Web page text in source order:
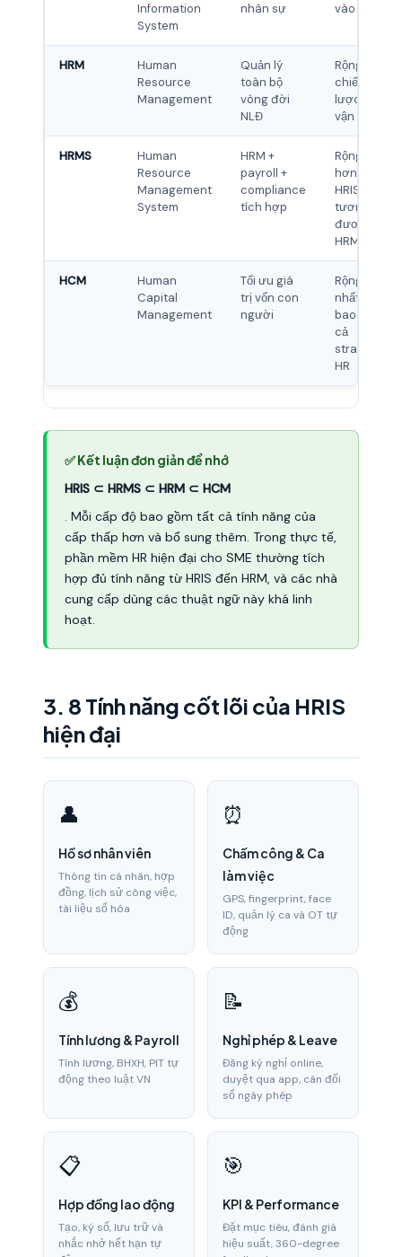
Information
System
nhân sự
vào data
HRM
Human
Resource
Management
Quản lý
toàn bộ
vòng đời
NLĐ
Rộng, cả
chiến
lược lẫn
vận hành
HRMS
Human
Resource
Management
System
HRM +
payroll +
compliance
tích hợp
Rộng
hơn
HRIS,
tương
đương
HRM
HCM
Human
Capital
Management
Tối ưu giá
trị vốn con
người
Rộng
nhất,
bao gồm
cả
strategic
HR
✅ Kết luận đơn giản để nhớ
HRIS ⊂ HRMS ⊂ HRM ⊂ HCM
. Mỗi cấp độ bao gồm tất cả tính năng của
cấp thấp hơn và bổ sung thêm. Trong thực tế,
phần mềm HR hiện đại cho SME thường tích
hợp đủ tính năng từ HRIS đến HRM, và các nhà
cung cấp dùng các thuật ngữ này khá linh
hoạt.
3. 8 Tính năng cốt lõi của HRIS
hiện đại
👤
Hồ sơ nhân viên
Thông tin cá nhân, hợp
đồng, lịch sử công việc,
tài liệu số hóa
⏰
Chấm công & Ca
làm việc
GPS, fingerprint, face
ID, quản lý ca và OT tự
động
💰
Tính lương & Payroll
Tính lương, BHXH, PIT tự
động theo luật VN
📝
Nghỉ phép & Leave
Đăng ký nghỉ online,
duyệt qua app, cân đối
số ngày phép
📋
Hợp đồng lao động
Tạo, ký số, lưu trữ và
nhắc nhở hết hạn tự
🎯
KPI & Performance
Đặt mục tiêu, đánh giá
hiệu suất, 360-degree